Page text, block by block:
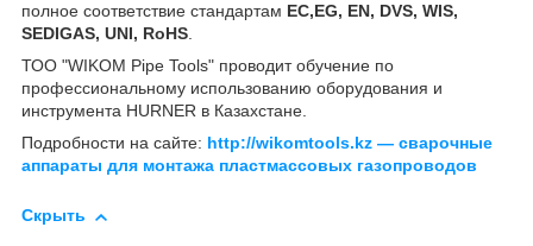
полное соответствие стандартам EC,EG, EN, DVS, WIS,
SEDIGAS, UNI, RoHS.
ТОО "WIKOM Pipe Tools" проводит обучение по
профессиональному использованию оборудования и
инструмента HURNER в Казахстане.
Подробности на сайте: http://wikomtools.kz ― сварочные
аппараты для монтажа пластмассовых газопроводов
Скрыть